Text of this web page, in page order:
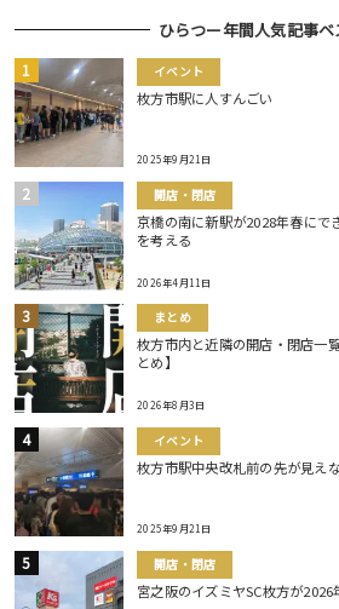
ひらつー年間人気記事
イベント
枚方市駅に人すんごい
2025年9月21日
開店・閉店
京橋の南に新駅が2028年春にで
を考える
2026年4月11日
まとめ
枚方市内と近隣の開店・閉店一
とめ】
2026年8月3日
イベント
枚方市駅中央改札前の先が見え
2025年9月21日
開店・閉店
宮之阪のイズミヤSC枚方が2026